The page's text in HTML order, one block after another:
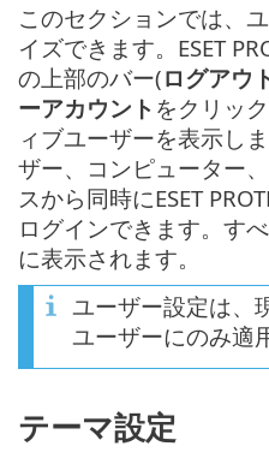
このセクションでは、
イズできます。ESET
の上部のバー(ログアウ
ーアカウント をクリッ
ィブユーザーを表示し
ザー、コンピューター
スから同時にESET
ログインできます。す
に表示されます。
ユーザー設定は、
ユーザーにのみ適
テーマ設定